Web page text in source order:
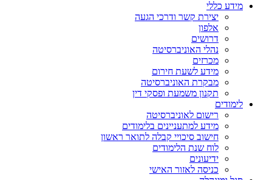
מידע כללי
יצירת קשר ודרכי הגעה
אלפון
דרושים
נהלי האוניברסיטה
מכרזים
מידע לשעת חירום
מבקרת האוניברסיטה
תקנון משמעת ופסקי דין
לימודים
רישום לאוניברסיטה
מידע למתעניינים בלימודים
חישוב סיכויי קבלה לתואר ראשון
לוח שנת הלימודים
ידיעונים
כניסה לאזור האישי